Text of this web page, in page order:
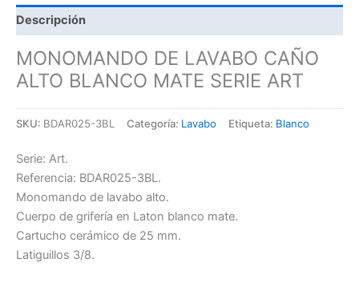
Descripción
MONOMANDO DE LAVABO CAÑO
ALTO BLANCO MATE SERIE ART
SKU: BDAR025-3BL Categoría: Lavabo Etiqueta: Blanco
Serie: Art.
Referencia: BDAR025-3BL.
Monomando de lavabo alto.
Cuerpo de grifería en Laton blanco mate.
Cartucho cerámico de 25 mm.
Latiguillos 3/8.